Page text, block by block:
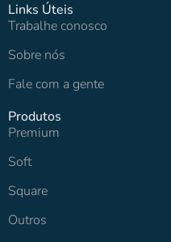
Links Úteis
Trabalhe conosco
Sobre nós
Fale com a gente
Produtos
Premium
Soft
Square
Outros